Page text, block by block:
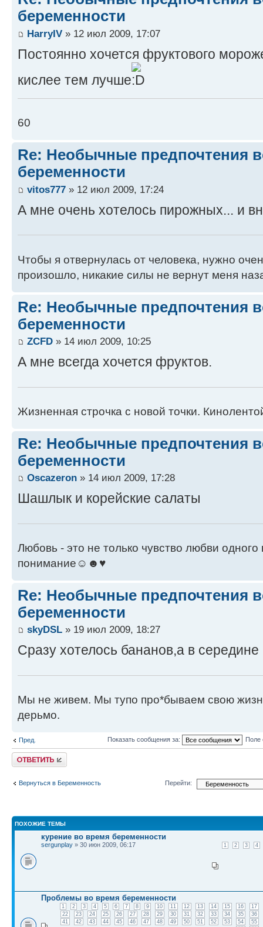
беременности
HarryIV » 12 июл 2009, 17:07
Постоянно хочется фруктового
кислее тем лучше
60
Re: Необычные предпочтения
беременности
vitos777 » 12 июл 2009, 17:24
А мне очень хотелось пирожных... и
Чтобы я отвернулась от человека, нужно
произошло, никакие силы не вернут меня
Re: Необычные предпочтения
беременности
ZCFD » 14 июл 2009, 10:25
А мне всегда хочется фруктов.
Жизненная строчка с новой точки.
Re: Необычные предпочтения
беременности
Oscazeron » 14 июл 2009, 17:28
Шaшлык и корeйскиe сaлaты
Любовь - это не только чувство любви одного
понимание☺☻♥
Re: Необычные предпочтения
беременности
skyDSL » 19 июл 2009, 18:27
Сразу хотелось бананов,а в
Мы не живем. Мы тупо про*бываем свою
дерьмо.
Пред. Показать сообщения за: Поле
Ответить
Вернуться в Беременность Перейти:
ПОХОЖИЕ ТЕМЫ
курение во время беременности
1 2 3 4
sergunplay » 30 июн 2009, 06:17
Проблемы во время беременности
1 2 3 4 5 6 7 8 9 10 11 12 13 14 15 16
17
22
23 24 25 26 27 28 29 30 31 32 33 34 35
36
41
42 43 44 45 46 47 48 49 50 51 52 53 54
55